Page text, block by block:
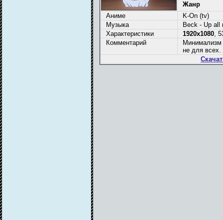
Жанр
Аниме
K-On (tv)
Музыка
Beck - Up all
Характеристики
1920x1080,
Комментарий
Минимализм
не для всех.